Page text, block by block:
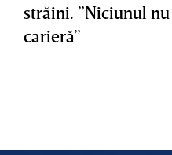
străini. ”Niciunul
carieră”